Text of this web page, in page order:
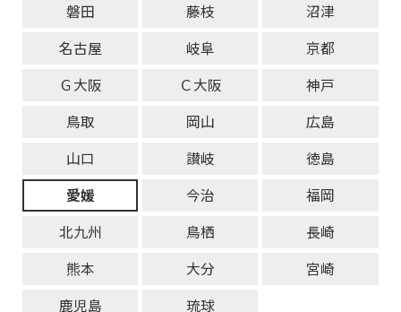
磐田
藤枝
沼津
名古屋
岐阜
京都
Ｇ大阪
Ｃ大阪
神戸
鳥取
岡山
広島
山口
讃岐
徳島
愛媛
今治
福岡
北九州
鳥栖
長崎
熊本
大分
宮崎
鹿児島
琉球